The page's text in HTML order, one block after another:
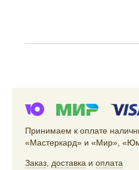
Принимаем к оплате
«Мастеркард» и «Мир»,
Заказ доставка и оплата